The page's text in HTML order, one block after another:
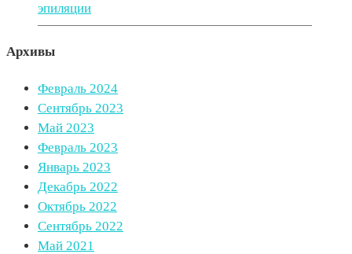
эпиляции
Архивы
Февраль 2024
Сентябрь 2023
Май 2023
Февраль 2023
Январь 2023
Декабрь 2022
Октябрь 2022
Сентябрь 2022
Май 2021